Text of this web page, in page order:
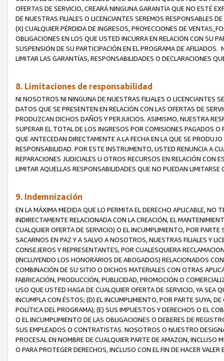
OFERTAS DE SERVICIO, CREARÁ NINGUNA GARANTÍA QUE NO ESTÉ
DE NUESTRAS FILIALES O LICENCIANTES SEREMOS RESPONSABLES
(X) CUALQUIER PÉRDIDA DE INGRESOS, PROYECCIONES DE VENTAS,
OBLIGACIONES EN LOS QUE USTED INCURRA EN RELACIÓN CON SU
SUSPENSIÓN DE SU PARTICIPACIÓN EN EL PROGRAMA DE
LIMITAR LAS GARANTÍAS, RESPONSABILIDADES O DECLARACIONES
8. Limitaciones de responsabilidad
NI NOSOTROS NI NINGUNA DE NUESTRAS FILIALES O LICENCIANTES
DATOS QUE SE PRESENTEN EN RELACIÓN CON LAS OFERTAS DE
PRODUZCAN DICHOS DAÑOS Y PERJUICIOS. ASIMISMO, NUESTRA
SUPERAR EL TOTAL DE LOS INGRESOS POR COMISIONES PAGADOS
QUE ANTECEDAN DIRECTAMENTE A LA FECHA EN LA QUE SE
RESPONSABILIDAD. POR ESTE INSTRUMENTO, USTED RENUNCIA A
REPARACIONES JUDICIALES U OTROS RECURSOS EN RELACIÓN CON
LIMITAR AQUELLAS RESPONSABILIDADES QUE NO PUEDAN LIMITARSE
9. Indemnización
EN LA MÁXIMA MEDIDA QUE LO PERMITA EL DERECHO APLICABLE,
INDIRECTAMENTE RELACIONADA CON LA CREACIÓN, EL
CUALQUIER OFERTA DE SERVICIO) O EL INCUMPLIMIENTO, POR
SACARNOS EN PAZ Y A SALVO A NOSOTROS, NUESTRAS FILIALES Y
CONSEJEROS Y REPRESENTANTES, POR CUALESQUIERA
(INCLUYENDO LOS HONORARIOS DE ABOGADOS) RELACIONADOS
COMBINACIÓN DE SU SITIO O DICHOS MATERIALES CON OTRAS
FABRICACIÓN, PRODUCCIÓN, PUBLICIDAD, PROMOCIÓN O
USO QUE USTED HAGA DE CUALQUIER OFERTA DE SERVICIO, YA SEA
INCUMPLA CON ÉSTOS; (D) EL INCUMPLIMIENTO, POR PARTE SUYA,
POLÍTICA DEL PROGRAMA); (E) SUS IMPUESTOS Y DERECHOS O EL
O EL INCUMPLIMIENTO DE LAS OBLIGACIONES O DEBERES DE
SUS EMPLEADOS O CONTRATISTAS. NOSOTROS O NUESTRO
PROCESAL EN NOMBRE DE CUALQUIER PARTE DE AMAZON, INCLUSO
O PARA PROTEGER DERECHOS, INCLUSO CON EL FIN DE HACER VALER